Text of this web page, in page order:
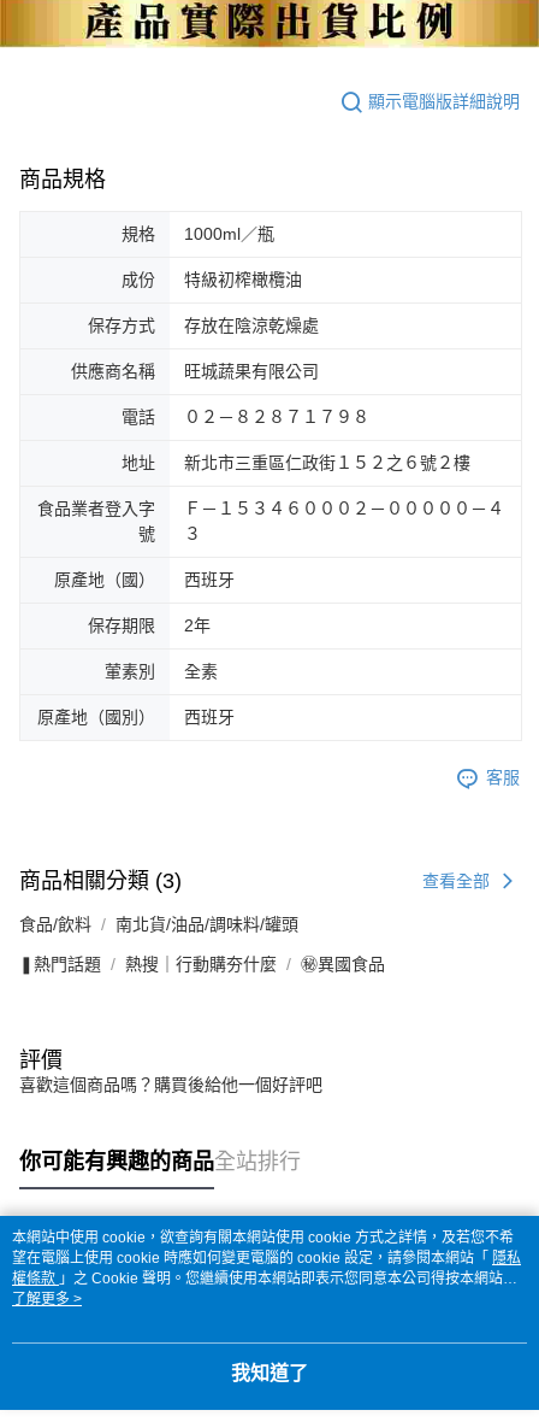
顯示電腦版詳細說明
商品規格
規格 1000ml／瓶
成份 特級初榨橄欖油
保存方式 存放在陰涼乾燥處
供應商名稱 旺城蔬果有限公司
電話 ０２－８２８７１７９８
地址 新北市三重區仁政街１５２之６號２樓
食品業者登入字
號
Ｆ－１５３４６０００２－０００００－４
３
原產地（國） 西班牙
保存期限 2年
葷素別 全素
原產地（國別） 西班牙
客服
商品相關分類 (3) 查看全部
食品/飲料 南北貨/油品/調味料/罐頭
❚熱門話題 熱搜｜行動購夯什麼 ㊙異國食品
評價
喜歡這個商品嗎？購買後給他一個好評吧
你可能有興趣的商品全站排行
熱門標籤
本網站中使用 cookie，欲查詢有關本網站使用 cookie 方式之詳情，及若您不希
望在電腦上使用 cookie 時應如何變更電腦的 cookie 設定，請參閱本網站「 隱私
權條款 」之 Cookie 聲明。您繼續使用本網站即表示您同意本公司得按本網站使
用條款之 Cookie 聲明使用 cookie。
了解更多 >
我知道了